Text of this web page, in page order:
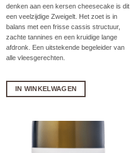
denken aan een kersen cheesecake is dit
een veelzijdige Zweigelt. Het zoet is in
balans met een frisse cassis structuur,
zachte tannines en een kruidige lange
afdronk. Een uitstekende begeleider van
alle vleesgerechten.
IN WINKELWAGEN